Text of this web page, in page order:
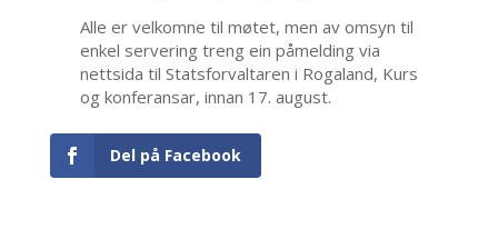
Alle er velkomne til møtet, men av omsyn til
enkel servering treng ein påmelding via
nettsida til Statsforvaltaren i Rogaland, Kurs
og konferansar, innan 17. august.
Del på Facebook